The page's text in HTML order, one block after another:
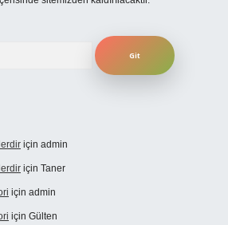
için admin
için Taner
için admin
için Gülten